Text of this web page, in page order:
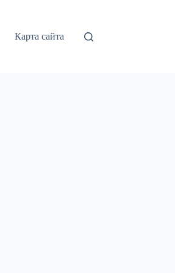
Карта сайта